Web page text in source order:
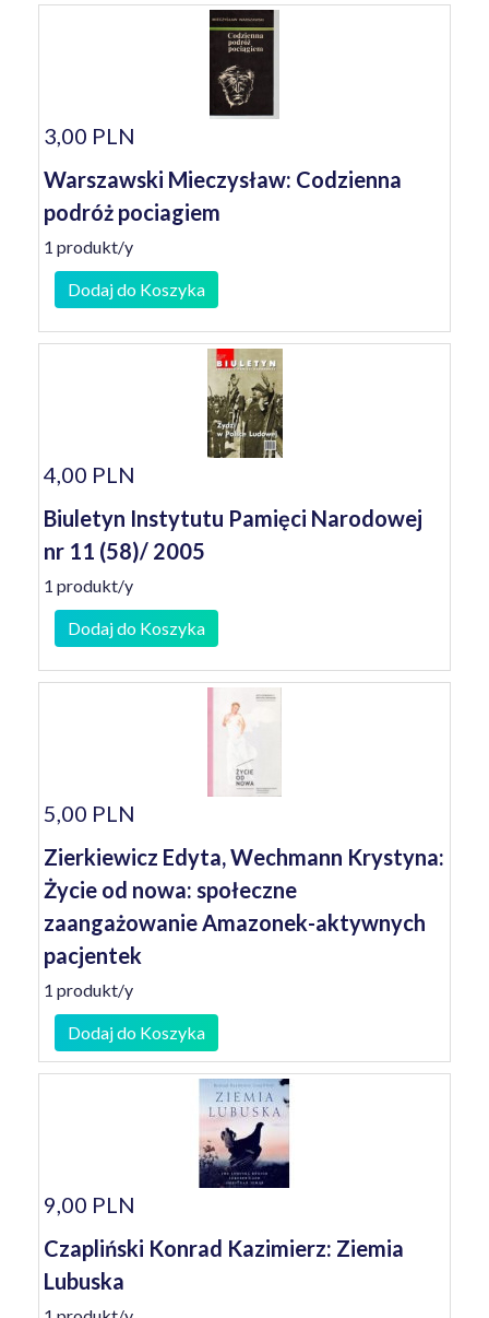
3,00 PLN
Warszawski Mieczysław: Codzienna
podróż pociagiem
1 produkt/y
Dodaj do Koszyka
4,00 PLN
Biuletyn Instytutu Pamięci Narodowej
nr 11 (58)/ 2005
1 produkt/y
Dodaj do Koszyka
5,00 PLN
Zierkiewicz Edyta, Wechmann Krystyna:
Życie od nowa: społeczne
zaangażowanie Amazonek-aktywnych
pacjentek
1 produkt/y
Dodaj do Koszyka
9,00 PLN
Czapliński Konrad Kazimierz: Ziemia
Lubuska